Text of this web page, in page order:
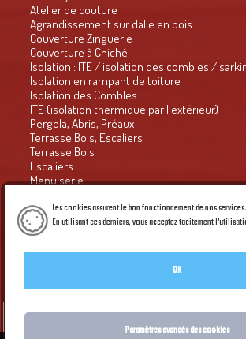
Les cookies assurent le bon fonctionnement de nos services.
En utilisant ces derniers, vous acceptez tacitement
OK
Paramètres avancés des cookies
Atelier de couture
Agrandissement sur dalle en bois
Couverture Zinguerie
Couverture à Chiché
Isolation : ITE / isolation des combles /
Isolation en rampant de toiture
Isolation des Combles
ITE (isolation thermique par l'extérieur)
Pergola, Abris, Préaux
Terrasse Bois, Escaliers
Terrasse Bois
Escaliers
Menuiserie
Habitat groupé - Habitat naturel n° 63
Le Petit Economiste
Courrier de l'ouest 2016
CO du 17.12.16 : le retour de la croix et du coq
Création Créaprime